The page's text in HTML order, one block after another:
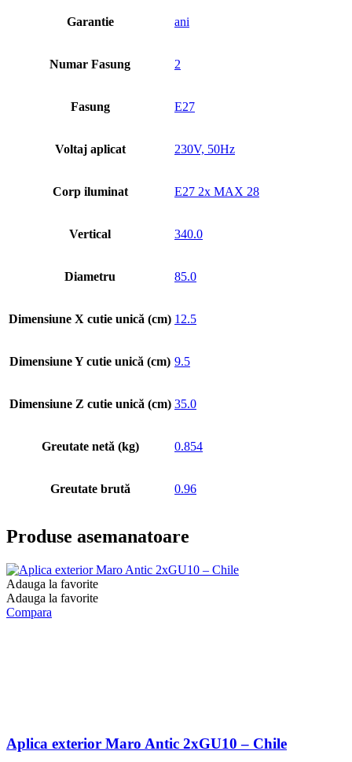
Garantie ani
Numar Fasung 2
Fasung E27
Voltaj aplicat 230V, 50Hz
Corp iluminat E27 2x MAX 28
Vertical 340.0
Diametru 85.0
Dimensiune X cutie unică (cm) 12.5
Dimensiune Y cutie unică (cm) 9.5
Dimensiune Z cutie unică (cm) 35.0
Greutate netă (kg) 0.854
Greutate brută 0.96
Produse asemanatoare
Adauga la favorite
Adauga la favorite
Compara
Aplica exterior Maro Antic 2xGU10 – Chile